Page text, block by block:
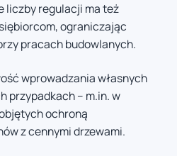
liczby regulacji ma też
ograniczając
pracach budowlanych.
wprowadzania własnych
przypadkach – m.in. w
ochroną
z cennymi drzewami.